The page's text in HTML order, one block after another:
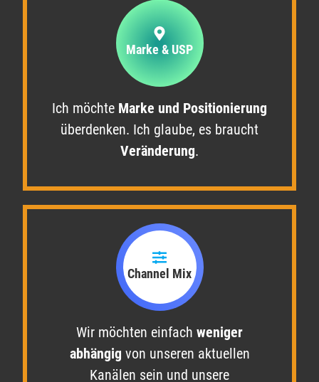
Marke & USP
Ich möchte Marke und Positionierung
überdenken. Ich glaube, es braucht
Veränderung.​
Channel Mix
Wir möchten einfach weniger
abhängig von unseren aktuellen
Kanälen sein und unsere